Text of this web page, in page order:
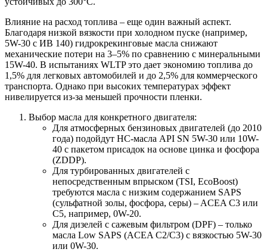
Влияние на расход топлива – еще один важный аспект.
Благодаря низкой вязкости при холодном пуске (например,
5W-30 с ИВ 140) гидрокрекинговые масла снижают
механические потери на 3–5% по сравнению с минеральными
15W-40. В испытаниях WLTP это дает экономию топлива до
1,5% для легковых автомобилей и до 2,5% для коммерческого
транспорта. Однако при высоких температурах эффект
нивелируется из-за меньшей прочности пленки.
Выбор масла для конкретного двигателя:
Для атмосферных бензиновых двигателей (до 2010
года) подойдут HC-масла API SN 5W-30 или 10W-
40 с пакетом присадок на основе цинка и фосфора
(ZDDP).
Для турбированных двигателей с
непосредственным впрыском (TSI, EcoBoost)
требуются масла с низким содержанием SAPS
(сульфатной золы, фосфора, серы) – ACEA C3 или
C5, например, 0W-20.
Для дизелей с сажевым фильтром (DPF) – только
масла Low SAPS (ACEA C2/C3) с вязкостью 5W-30
или 0W-30.